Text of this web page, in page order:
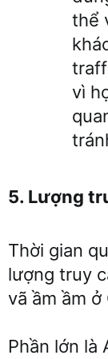
thể
vì
5. Lượng
Thời gian
lượng truy
vã ầm ầm
Phần lớn là